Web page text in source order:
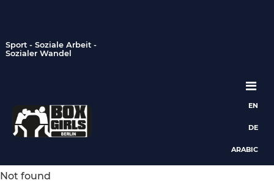
Sport - Soziale Arbeit -
Sozialer Wandel
Hauptnavigation
EN
DE
ARABIC
Not found